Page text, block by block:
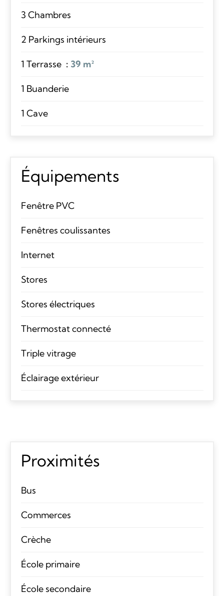
3 Chambres
2 Parkings intérieurs
1 Terrasse 39 m²
1 Buanderie
1 Cave
Équipements
Fenêtre PVC
Fenêtres coulissantes
Internet
Stores
Stores électriques
Thermostat connecté
Triple vitrage
Éclairage extérieur
Proximités
Bus
Commerces
Crèche
École primaire
École secondaire